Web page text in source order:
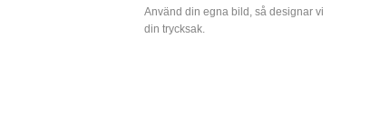
Använd din egna bild, så designar vi
din trycksak.